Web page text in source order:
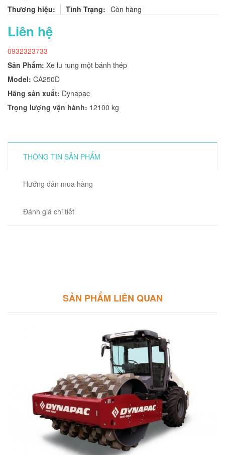
Thương hiệu: Tình Trạng: Còn hàng
Liên hệ
0932323733
Sản Phẩm: Xe lu rung một bánh thép
Model: CA250D
Hãng sản xuất: Dynapac
Trọng lượng vận hành: 12100 kg
THÔNG TIN SẢN PHẨM
Hướng dẫn mua hàng
Đánh giá chi tiết
SẢN PHẨM LIÊN QUAN